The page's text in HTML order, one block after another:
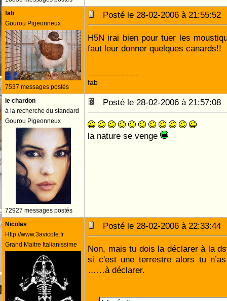
fab
Gourou Pigeonneux
7537 messages postés
Posté le 28-02-2006 à
H5N irai bien pour tuer les
faut leur donner quelques canards!!
--------------------
fab
le chardon
à la recherche du standard
Gourou Pigeonneux
72927 messages postés
Posté le 28-02-2006 à
la nature se venge
Nicolas
Http://www.3avicole.fr
Grand Maitre Italianissime
Posté le 28-02-2006 à
Non, mais tu dois la déclarer à la
si c'est une terrestre alors tu
……à déclarer.